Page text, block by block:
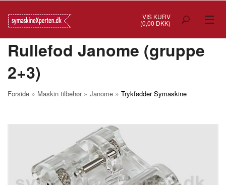
VIS KURV
(0,00 DKK)
TILBUD
SYMASKINER
BRUGTE/DEMO
Rullefod Janome (gruppe
2+3)
Forside » Maskin tilbehør» Janome » Trykfødder Symaskine